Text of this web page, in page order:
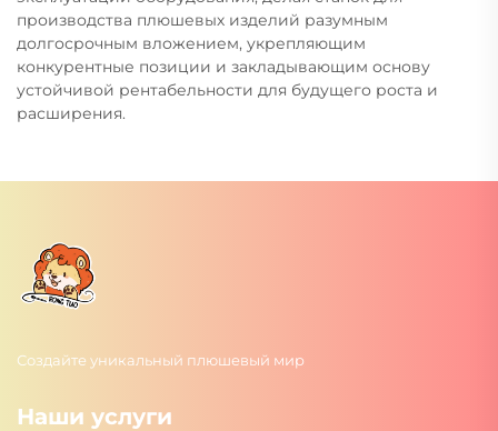
производства плюшевых изделий разумным
долгосрочным вложением, укрепляющим
конкурентные позиции и закладывающим основу
устойчивой рентабельности для будущего роста и
расширения.
Создайте уникальный плюшевый мир
Наши услуги